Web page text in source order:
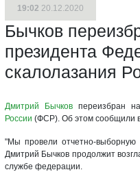
19:02 20.12.2020
Бычков
президента
скалолазания
Дмитрий Бычков переизбран
России (ФСР). Об этом сообщили
"Мы провели отчетно-
Дмитрий Бычков продолжит
службе федерации.